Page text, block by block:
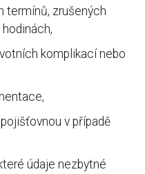
termínů, zrušených
komplikací nebo
v případě
údaje nezbytné